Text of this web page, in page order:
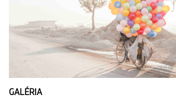
GALÉRIA